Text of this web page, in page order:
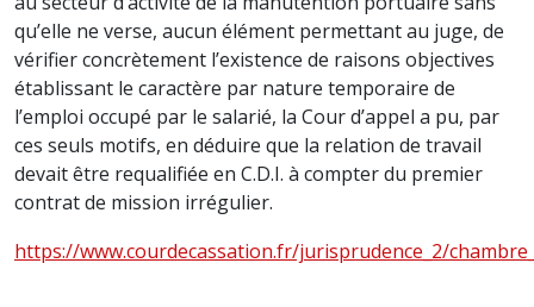
qu’elle ne verse, aucun élément permettant au juge, de
vérifier concrètement l’existence de raisons objectives
établissant le caractère par nature temporaire de
l’emploi occupé par le salarié, la Cour d’appel a pu, par
ces seuls motifs, en déduire que la relation de travail
devait être requalifiée en C.D.I. à compter du premier
contrat de mission irrégulier.
https://www.courdecassation.fr/jurisprudence_2/